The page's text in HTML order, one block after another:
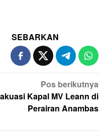
SEBARKAN
Pos berikutnya
Kapal MV Leann di
Perairan Anambas